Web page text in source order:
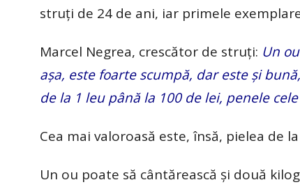
struți de 24 de ani, iar primele
Marcel Negrea, crescător de struți: Un
așa, este foarte scumpă, dar este și
de la 1 leu până la 100 de lei, penele
Cea mai valoroasă este, însă, pielea de
Un ou poate să cântărească și două